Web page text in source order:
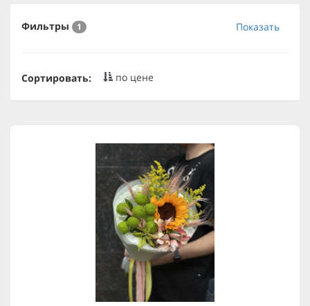
Фильтры 1 Показать
Сортировать: по цене